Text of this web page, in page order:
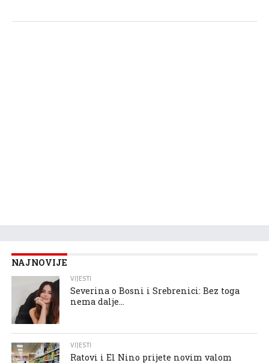
NAJNOVIJE
VIJESTI
Severina o Bosni i Srebrenici: Bez toga
nema dalje…
VIJESTI
Ratovi i El Nino prijete novim valom